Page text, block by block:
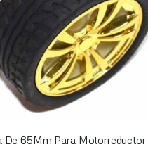
De 65Mm Para Motorreductor